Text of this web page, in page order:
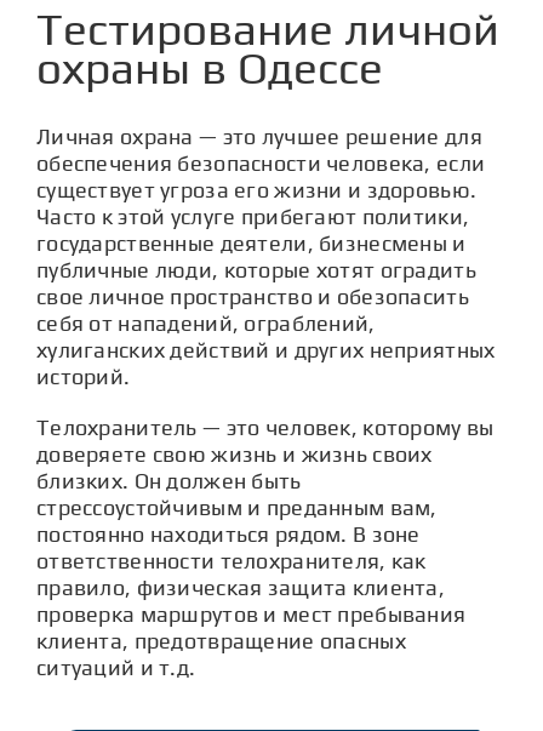
СТАТЬИ
КОНТАКТЫ
Тестирование личной
охраны в Одессе
Личная охрана — это лучшее решение для
обеспечения безопасности человека, если
существует угроза его жизни и здоровью.
Часто к этой услуге прибегают политики,
государственные деятели, бизнесмены и
публичные люди, которые хотят оградить
свое личное пространство и обезопасить
себя от нападений, ограблений,
хулиганских действий и других неприятных
историй.
Телохранитель — это человек, которому вы
доверяете свою жизнь и жизнь своих
близких. Он должен быть
стрессоустойчивым и преданным вам,
постоянно находиться рядом. В зоне
ответственности телохранителя, как
правило, физическая защита клиента,
проверка маршрутов и мест пребывания
клиента, предотвращение опасных
ситуаций и т.д.